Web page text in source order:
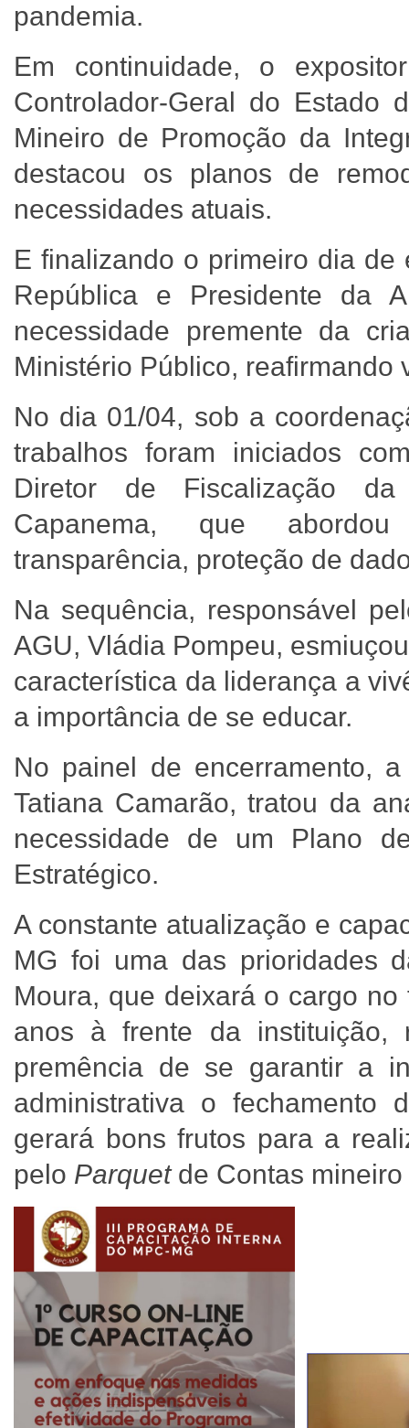
pandemia.
Em continuidade, o
Controlador-Geral do Estado
Mineiro de Promoção da
destacou os planos de
necessidades atuais.
E finalizando o primeiro dia
República e Presidente da
necessidade premente da
Ministério Público, reafirmando
No dia 01/04, sob a
trabalhos foram iniciados
Diretor de Fiscalização
Capanema, que
transparência, proteção de
Na sequência, responsável
AGU, Vládia Pompeu,
característica da liderança a
a importância de se educar.
No painel de encerramento,
Tatiana Camarão, tratou da
necessidade de um Plano
Estratégico.
A constante atualização e
MG foi uma das prioridades
Moura, que deixará o cargo
anos à frente da instituição,
premência de se garantir a
administrativa o fechamento
gerará bons frutos para a
pelo Parquetde Contas mineiro